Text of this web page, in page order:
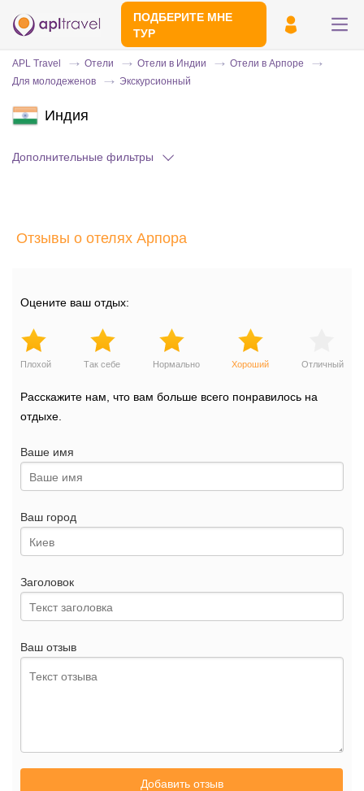
ПОДБЕРИТЕ МНЕ
ТУР
Эксперт свяжется с вами и сделает
APL Travel Отели Отели в Индии
Отели в Арпоре
Для молодеженов
Экскурсионный
Индия
Дополнительные фильтры
Отзывы о отелях Арпора
Оцените ваш отдых:
Плохой Так себе Нормально Хороший Отличный
Расскажите нам, что вам больше всего понравилось на
отдыхе.
Ваше имя
Ваш город
Заголовок
Ваш отзыв
Добавить отзыв